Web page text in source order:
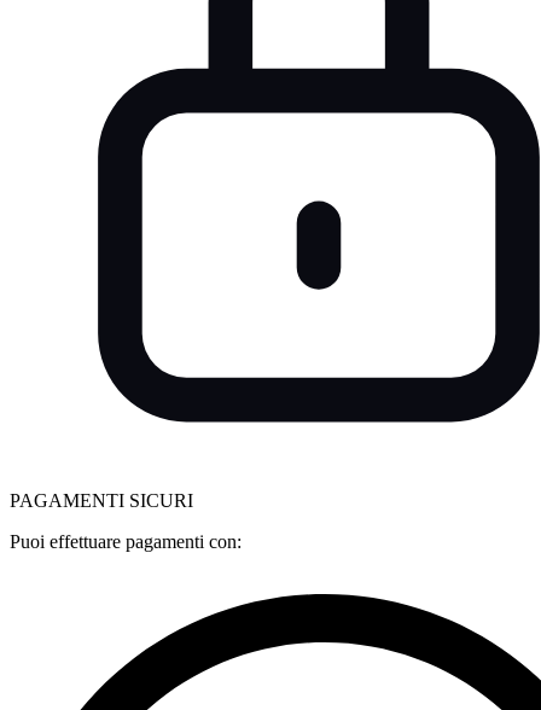
PAGAMENTI SICURI
Puoi effettuare pagamenti con: